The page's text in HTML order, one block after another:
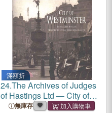
滿額折
24.The Archives of Judges
of Hastings Ltd ― City of
Westminster
無庫存